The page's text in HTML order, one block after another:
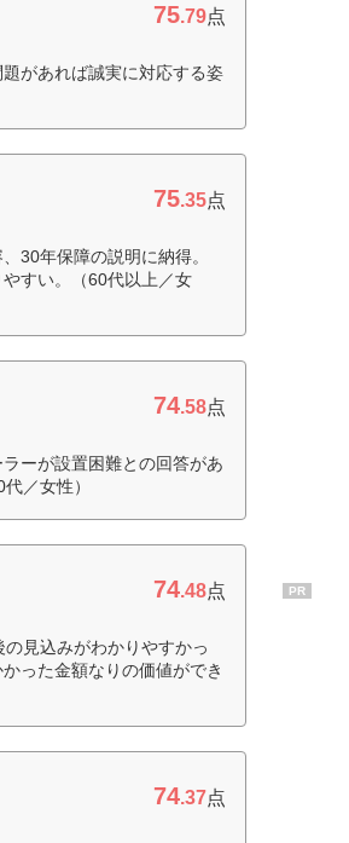
75.79点
があれば誠実に対応する姿
75.35点
30年保障の説明に納得。
すい。（60代以上／女
74.58点
ーが設置困難との回答があ
／女性）
74.48点
見込みがわかりやすかっ
った金額なりの価値ができ
74.37点
PR